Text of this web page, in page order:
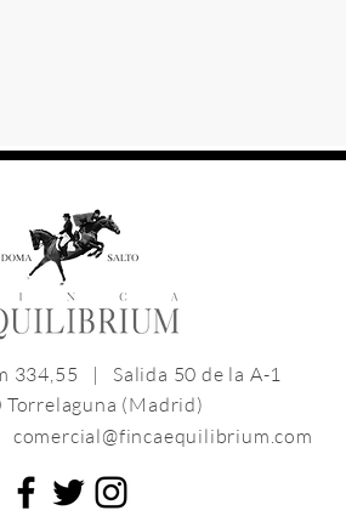
334,55 | Salida 50 de la A-1
Torrelaguna (Madrid)
comercial@fincaequilibrium.com